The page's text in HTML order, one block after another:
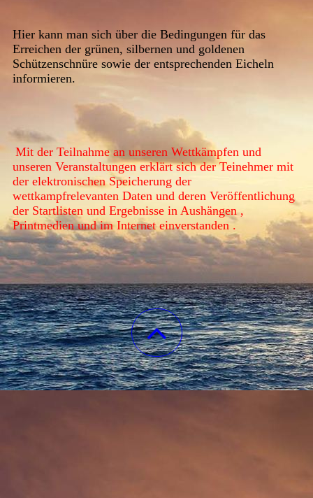
Hier kann man sich über die Bedingungen für das
Erreichen der grünen, silbernen und goldenen
Schützenschnüre sowie der entsprechenden Eicheln
informieren.
Mit der Teilnahme an unseren Wettkämpfen und
unseren Veranstaltungen erklärt sich der Teinehmer mit
der elektronischen Speicherung der
wettkampfrelevanten Daten und deren Veröffentlichung
der Startlisten und Ergebnisse in Aushängen ,
Printmedien und im Internet einverstanden .